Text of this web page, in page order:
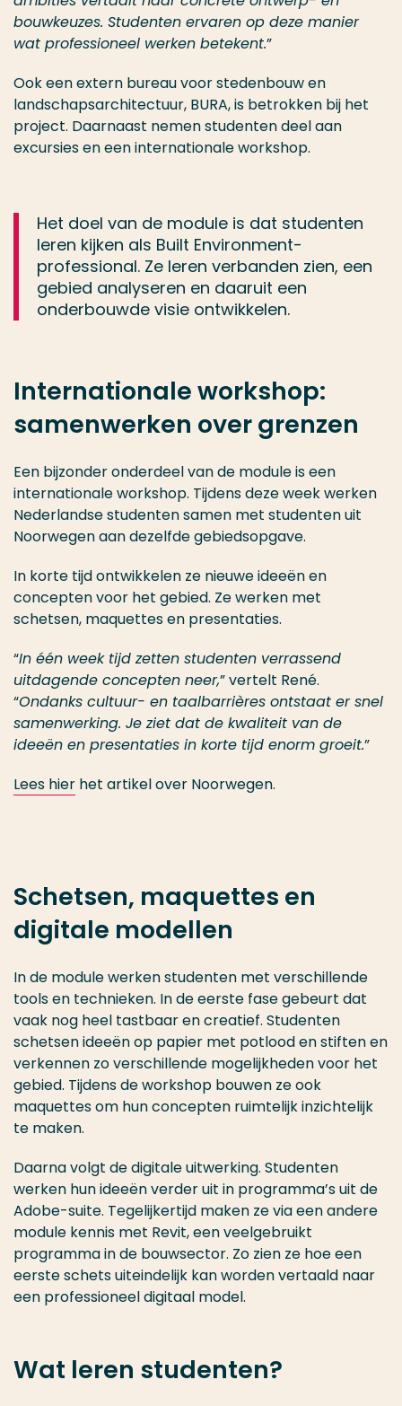
bouwkeuzes. Studenten ervaren op deze manier
wat professioneel werken betekent.”
Ook een extern bureau voor stedenbouw en
landschapsarchitectuur, BURA, is betrokken bij het
project. Daarnaast nemen studenten deel aan
excursies en een internationale workshop.
Het doel van de module is dat studenten
leren kijken als Built Environment-
professional. Ze leren verbanden zien, een
gebied analyseren en daaruit een
onderbouwde visie ontwikkelen.
Internationale workshop:
samenwerken over grenzen
Een bijzonder onderdeel van de module is een
internationale workshop. Tijdens deze week werken
Nederlandse studenten samen met studenten uit
Noorwegen aan dezelfde gebiedsopgave.
In korte tijd ontwikkelen ze nieuwe ideeën en
concepten voor het gebied. Ze werken met
schetsen, maquettes en presentaties.
“In één week tijd zetten studenten verrassend
uitdagende concepten neer,” vertelt René.
“Ondanks cultuur- en taalbarrières ontstaat er snel
samenwerking. Je ziet dat de kwaliteit van de
ideeën en presentaties in korte tijd enorm groeit.”
Lees hier het artikel over Noorwegen.
Schetsen, maquettes en
digitale modellen
In de module werken studenten met verschillende
tools en technieken. In de eerste fase gebeurt dat
vaak nog heel tastbaar en creatief. Studenten
schetsen ideeën op papier met potlood en stiften en
verkennen zo verschillende mogelijkheden voor het
gebied. Tijdens de workshop bouwen ze ook
maquettes om hun concepten ruimtelijk inzichtelijk
te maken.
Daarna volgt de digitale uitwerking. Studenten
werken hun ideeën verder uit in programma’s uit de
Adobe-suite. Tegelijkertijd maken ze via een andere
module kennis met Revit, een veelgebruikt
programma in de bouwsector. Zo zien ze hoe een
eerste schets uiteindelijk kan worden vertaald naar
een professioneel digitaal model.
Wat leren studenten?